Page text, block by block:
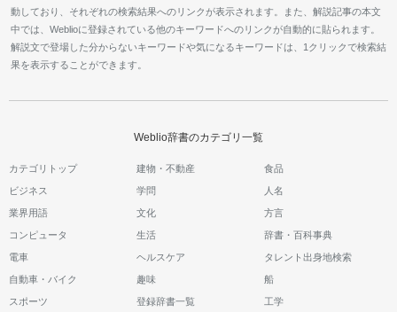
動しており、それぞれの検索結果へのリンクが表示されます。また、解説記事の本文
中では、Weblioに登録されている他のキーワードへのリンクが自動的に貼られます。
解説文で登場した分からないキーワードや気になるキーワードは、1クリックで検索結
果を表示することができます。
Weblio辞書のカテゴリ一覧
カテゴリトップ 建物・不動産 食品
ビジネス 学問 人名
業界用語 文化 方言
コンピュータ 生活 辞書・百科事典
電車 ヘルスケア タレント出身地検索
自動車・バイク 趣味 船
スポーツ 登録辞書一覧 工学